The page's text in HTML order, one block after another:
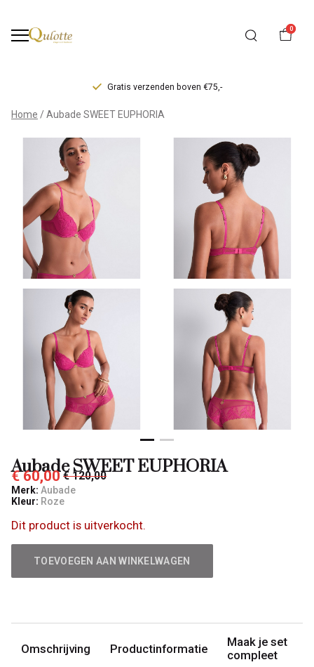
0
Gratis verzenden boven €75,-
Aubade
SWEET
EUPHORIA
Qulotte
Home Aubade SWEET EUPHORIA
Aubade SWEET EUPHORIA
€ 60,00 € 120,00
Merk: Aubade
Kleur: Roze
Dit product is uitverkocht.
TOEVOEGEN AAN WINKELWAGEN
Omschrijving Productinformatie
Maak je set
compleet